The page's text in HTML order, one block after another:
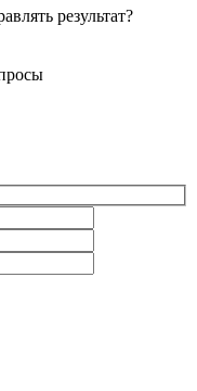
результат?